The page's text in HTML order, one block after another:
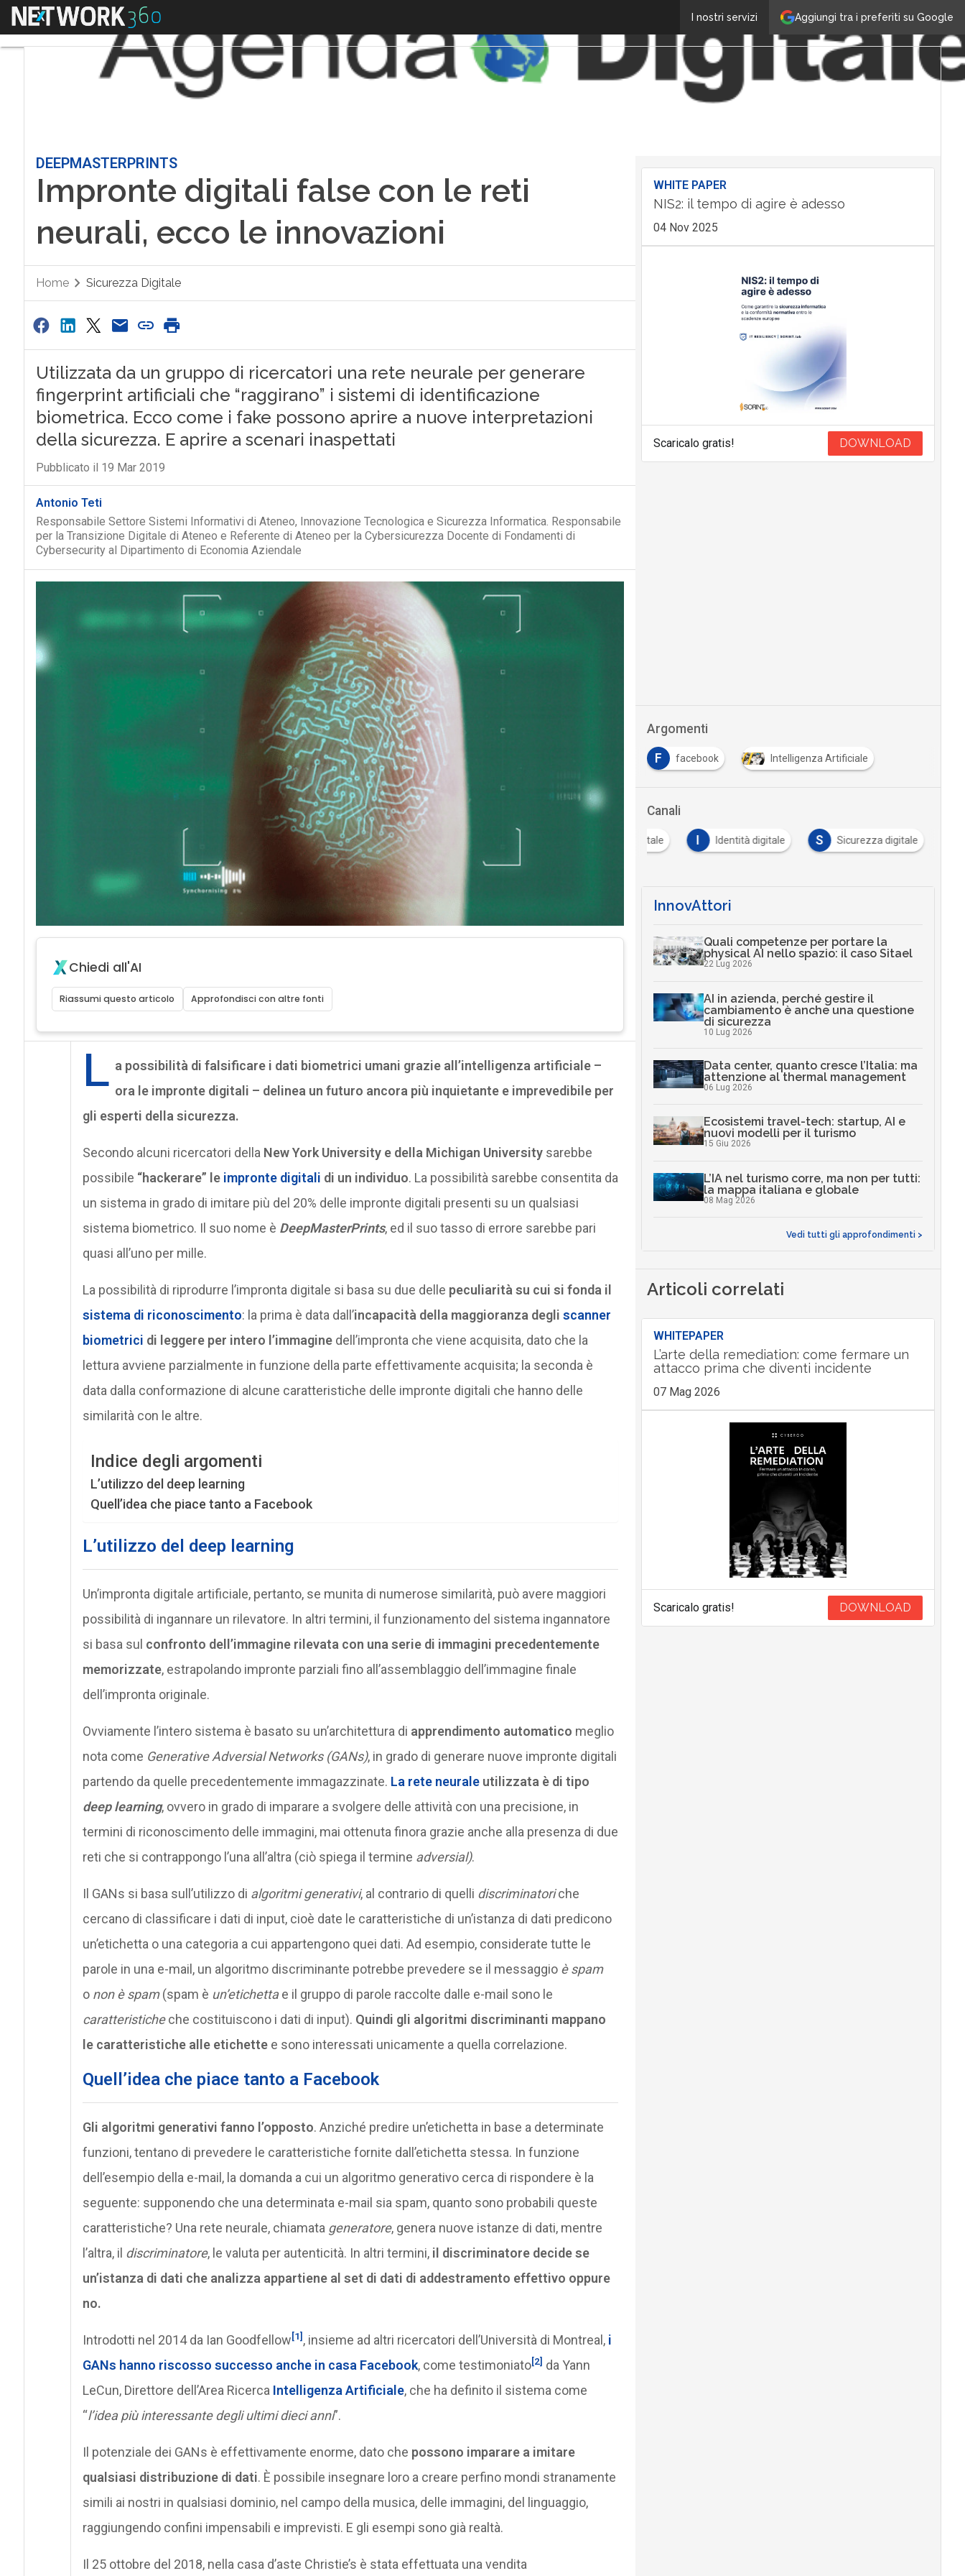
Aggiungi tra i preferiti su Google
I nostri servizi
Menu
DEEPMASTERPRINTS
Impronte digitali false con le reti
neurali, ecco le innovazioni
Home Sicurezza Digitale
Utilizzata da un gruppo di ricercatori una rete neurale per generare
fingerprint artificiali che “raggirano” i sistemi di identificazione
biometrica. Ecco come i fake possono aprire a nuove interpretazioni
della sicurezza. E aprire a scenari inaspettati
Pubblicato il 19 Mar 2019
Antonio Teti
Responsabile Settore Sistemi Informativi di Ateneo, Innovazione Tecnologica e Sicurezza Informatica. Responsabile
per la Transizione Digitale di Ateneo e Referente di Ateneo per la Cybersicurezza Docente di Fondamenti di
Cybersecurity al Dipartimento di Economia Aziendale
Chiedi all'AI
Riassumi questo articolo Approfondisci con altre fonti
L a possibilità di falsificare i dati biometrici umani grazie all’intelligenza artificiale –
ora le impronte digitali – delinea un futuro ancora più inquietante e imprevedibile per
gli esperti della sicurezza.
Secondo alcuni ricercatori della New York University e della Michigan Universitysarebbe
possibile “hackerare” leimpronte digitali di un individuo. La possibilità sarebbe consentita da
un sistema in grado di imitare più del 20% delle impronte digitali presenti su un qualsiasi
sistema biometrico. Il suo nome è DeepMasterPrints, ed il suo tasso di errore sarebbe pari
quasi all’uno per mille.
La possibilità di riprodurre l’impronta digitale si basa su due delle peculiarità su cui si fonda il
sistema di riconoscimento: la prima è data dall’incapacità della maggioranza degli scanner
biometrici di leggere per intero l’immaginedell’impronta che viene acquisita, dato che la
lettura avviene parzialmente in funzione della parte effettivamente acquisita; la seconda è
data dalla conformazione di alcune caratteristiche delle impronte digitali che hanno delle
similarità con le altre.
Indice degli argomenti
L’utilizzo del deep learning
Quell’idea che piace tanto a Facebook
L’utilizzo del deep learning
Un’impronta digitale artificiale, pertanto, se munita di numerose similarità, può avere maggiori
possibilità di ingannare un rilevatore. In altri termini, il funzionamento del sistema ingannatore
si basa sul confronto dell’immagine rilevata con una serie di immagini precedentemente
memorizzate, estrapolando impronte parziali fino all’assemblaggio dell’immagine finale
dell’impronta originale.
Ovviamente l’intero sistema è basato su un’architettura di apprendimento automatico meglio
nota come Generative Adversial Networks (GANs), in grado di generare nuove impronte digitali
partendo da quelle precedentemente immagazzinate. La rete neuraleutilizzata è di tipo
deep learning, ovvero in grado di imparare a svolgere delle attività con una precisione, in
termini di riconoscimento delle immagini, mai ottenuta finora grazie anche alla presenza di due
reti che si contrappongo l’una all’altra (ciò spiega il termine adversial).
Il GANs si basa sull’utilizzo di algoritmi generativi, al contrario di quelli discriminatoriche
cercano di classificare i dati di input, cioè date le caratteristiche di un’istanza di dati predicono
un’etichetta o una categoria a cui appartengono quei dati. Ad esempio, considerate tutte le
parole in una e-mail, un algoritmo discriminante potrebbe prevedere se il messaggio è spam
o non è spam(spam è un’etichettae il gruppo di parole raccolte dalle e-mail sono le
caratteristicheche costituiscono i dati di input). Quindi gli algoritmi discriminanti mappano
le caratteristiche alle etichettee sono interessati unicamente a quella correlazione.
Quell’idea che piace tanto a Facebook
Gli algoritmi generativi fanno l’opposto. Anziché predire un’etichetta in base a determinate
funzioni, tentano di prevedere le caratteristiche fornite dall’etichetta stessa. In funzione
dell’esempio della e-mail, la domanda a cui un algoritmo generativo cerca di rispondere è la
seguente: supponendo che una determinata e-mail sia spam, quanto sono probabili queste
caratteristiche? Una rete neurale, chiamata generatore, genera nuove istanze di dati, mentre
l’altra, il discriminatore, le valuta per autenticità. In altri termini, il discriminatore decide se
un’istanza di dati che analizza appartiene al set di dati di addestramento effettivo oppure
no.
Introdotti nel 2014 da Ian Goodfellow[1] , insieme ad altri ricercatori dell’Università di Montreal, i
GANs hanno riscosso successo anche in casa Facebook, come testimoniato[2] da Yann
LeCun, Direttore dell’Area Ricerca Intelligenza Artificiale, che ha definito il sistema come
“l’idea più interessante degli ultimi dieci anni”.
Il potenziale dei GANs è effettivamente enorme, dato che possono imparare a imitare
qualsiasi distribuzione di dati. È possibile insegnare loro a creare perfino mondi stranamente
simili ai nostri in qualsiasi dominio, nel campo della musica, delle immagini, del linguaggio,
raggiungendo confini impensabili e imprevisti. E gli esempi sono già realtà.
Il 25 ottobre del 2018, nella casa d’aste Christie’s è stata effettuata una vendita
WHITE PAPER
NIS2: il tempo di agire è adesso
04 Nov 2025
Scaricalo gratis! DOWNLOAD
Argomenti
F facebook Intelligenza Artificiale
Canali
Cittadinanza digitale Identità digitale S Sicurezza digitale
InnovAttori
Quali competenze per portare la
physical AI nello spazio: il caso Sitael
22 Lug 2026
AI in azienda, perché gestire il
cambiamento è anche una questione
di sicurezza
10 Lug 2026
Data center, quanto cresce l’Italia: ma
attenzione al thermal management
06 Lug 2026
Ecosistemi travel-tech: startup, AI e
nuovi modelli per il turismo
15 Giu 2026
L’IA nel turismo corre, ma non per tutti:
la mappa italiana e globale
08 Mag 2026
Vedi tutti gli approfondimenti >
Articoli correlati
WHITEPAPER
L’arte della remediation: come fermare un
attacco prima che diventi incidente
07 Mag 2026
Scaricalo gratis! DOWNLOAD